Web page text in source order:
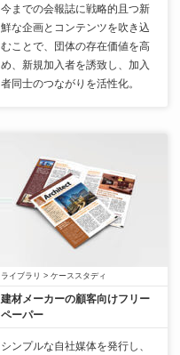
今までの会報誌に戦略的且つ新
鮮な企画とコンテンツを吹き込
むことで、団体の存在価値を高
め、新規加入者を誘致し、加入
者同士のつながりを活性化。
ライブラリ > ケーススタディ
建材メーカーの顧客向けフリー
ペーパー
シンプルな自社媒体を発行し、